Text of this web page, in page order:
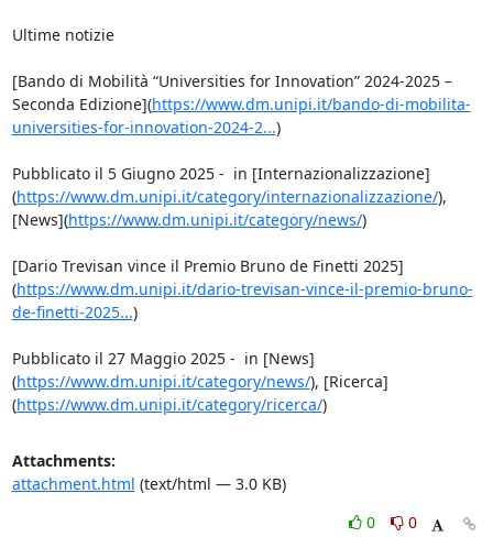
Ultime notizie
[Bando di Mobilità “Universities for Innovation” 2024-2025 –
Seconda Edizione](https://www.dm.unipi.it/bando-di-mobilita-
universities-for-innovation-2024-2...)
Pubblicato il 5 Giugno 2025 -  in [Internazionalizzazione]
(https://www.dm.unipi.it/category/internazionalizzazione/),
[News](https://www.dm.unipi.it/category/news/)
[Dario Trevisan vince il Premio Bruno de Finetti 2025]
(https://www.dm.unipi.it/dario-trevisan-vince-il-premio-bruno-
de-finetti-2025...)
Pubblicato il 27 Maggio 2025 -  in [News]
(https://www.dm.unipi.it/category/news/), [Ricerca]
(https://www.dm.unipi.it/category/ricerca/)
Attachments:
attachment.html (text/html — 3.0 KB)
0
0